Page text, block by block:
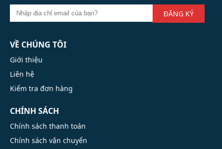
ĐĂNG KÝ
VỀ CHÚNG TÔI
Giới thiệu
Liên hệ
Kiểm tra đơn hàng
CHÍNH SÁCH
Chính sách thanh toán
Chính sách vận chuyển